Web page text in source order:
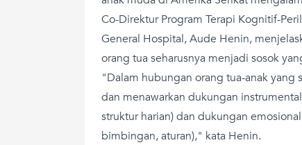
Co-Direktur Program Terapi Kognitif-
General Hospital, Aude Henin,
orang tua seharusnya menjadi sosok
"Dalam hubungan orang tua-anak yang
dan menawarkan dukungan
struktur harian) dan dukungan
bimbingan, aturan)," kata Henin.